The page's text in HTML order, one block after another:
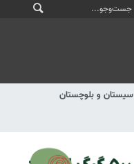
سیستان و بلوچستان